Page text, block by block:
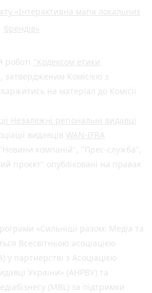
«Інтерактивна мапа локальних
брендів»
роботі "Кодексом етики
, затвердженим Комісією з
на матеріал до Комісії
Незалежні регіональні видавці
видавців WAN-IFRA
компаній", "Прес-служба",
проєкт" опубліковані на правах
«Сильніші разом: Медіа та
Всесвітньою асоціацією
у партнерстві з Асоціацією
України» (АНРВУ) та
(MBL) за підтримки